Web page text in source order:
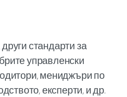
стандарти за
управленски
одитори, мениджъри по
експерти, и др.